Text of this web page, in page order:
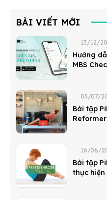
BÀI VIẾT MỚI
13/12/
Hướng
MBS
05/07/
Bài tập
Reformer
16/06/
Bài tập
thực hiện